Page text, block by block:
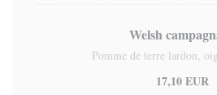
Welsh
Pomme de terre lardon,
17,10 EUR